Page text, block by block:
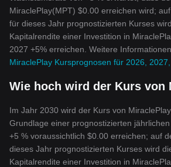
MiraclePlay(MPT) $0.00 erreichen wird;
für dieses Jahr prognostizierten Kurses
Kapitalrendite einer Investition in
2027 +5% erreichen. Weitere
MiraclePlay Kursprognosen für 2026,
Wie hoch wird der Kurs von
Im Jahr 2030 wird der Kurs von
Grundlage einer prognostizierten
+5 % voraussichtlich $0.00 erreichen; auf
dieses Jahr prognostizierten Kurses wird
Kapitalrendite einer Investition in